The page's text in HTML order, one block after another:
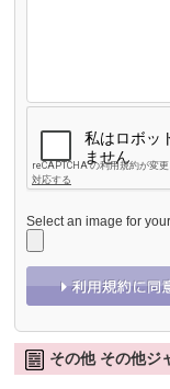
Select an image for
その他 その他ジ